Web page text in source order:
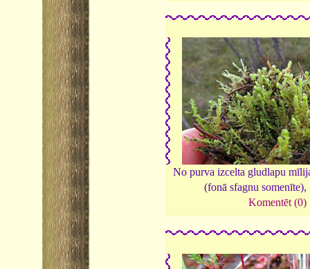
No purva izcelta gludlapu
(fonā sfagnu somenīte),
Komentēt (0)